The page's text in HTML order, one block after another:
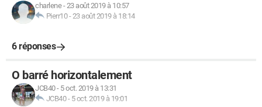
charlene-23 août 2019 à 10:57
Pierr10-23 août 2019 à 18:14
6 réponses
O barré horizontalement
JCB40- 5 oct. 2019 à 13:31
JCB40- 5 oct. 2019 à 19:01